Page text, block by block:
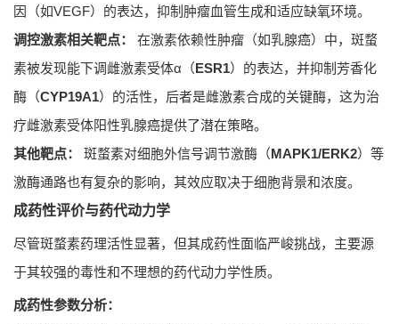
因（如VEGF）的表达，抑制肿瘤血管生成和适应缺氧环境。
调控激素相关靶点：
在激素依赖性肿瘤（如乳腺癌）中，斑蝥
素被发现能下调雌激素受体α（ESR1）的表达，并抑制芳香化
酶（CYP19A1）的活性，后者是雌激素合成的关键酶，这为治
疗雌激素受体阳性乳腺癌提供了潜在策略。
其他靶点：
斑蝥素对细胞外信号调节激酶（MAPK1/ERK2）等
激酶通路也有复杂的影响，其效应取决于细胞背景和浓度。
成药性评价与药代动力学
尽管斑蝥素药理活性显著，但其成药性面临严峻挑战，主要源
于其较强的毒性和不理想的药代动力学性质。
成药性参数分析：